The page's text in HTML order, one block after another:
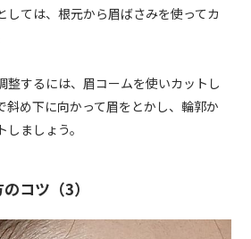
しては、根元から眉ばさみを使ってカ
整するには、眉コームを使いカットし
斜め下に向かって眉をとかし、輪郭か
ましょう。
コツ（3）